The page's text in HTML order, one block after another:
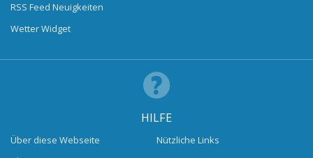
RSS Feed Neuigkeiten
Wetter Widget
HILFE
Über diese Webseite
Nützliche Links